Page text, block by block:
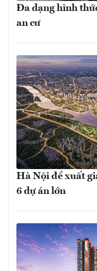
Đa dạng hình
an cư
Hà Nội đề xuất
6 dự án lớn